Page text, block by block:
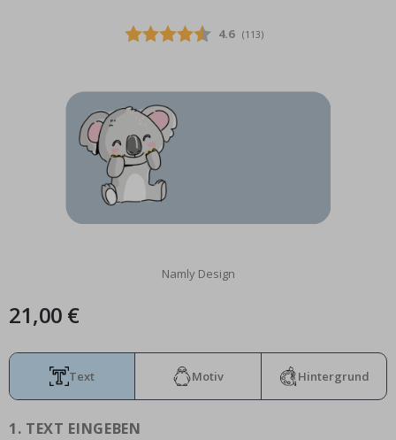
Special
Price
15,00 €
Text Motiv Hintergrund
1. TEXT EINGEBEN
Durchschnittliche
4.6 (abgegebene bewertungen:
113)
Namly Design
21,00 €